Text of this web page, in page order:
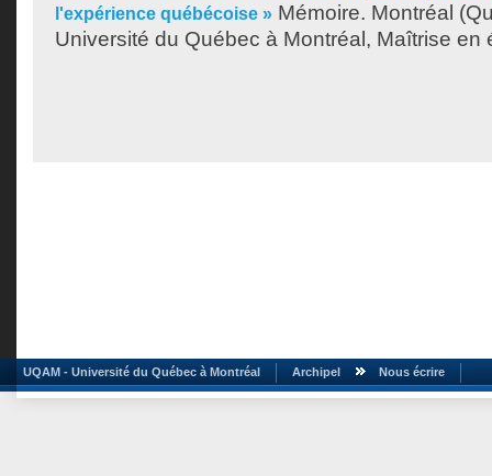
l'expérience québécoise » Mémoire. Montréal
Université du Québec à Montréal, Maîtrise en
UQAM - Université du Québec à Montréal Archipel Nous écrire